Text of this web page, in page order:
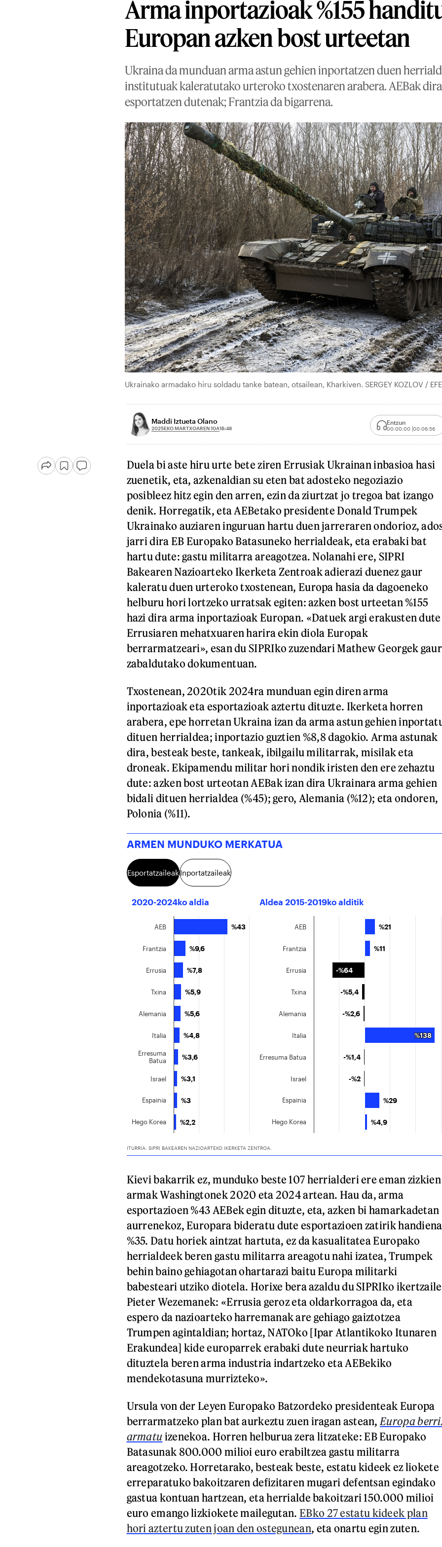
Arma inportazioak %155
Europan azken bost urteetan
Ukraina da munduan arma astun gehien inportatzen duen
institutuak kaleratutako urteroko txostenaren arabera. AEBak
esportatzen dutenak; Frantzia da bigarrena.
Ukrainako armadako hiru soldadu tanke batean, otsailean, Kharkiven. SERGEY KOZLOV / EFE
Maddi Iztueta Olano
2025EKO MARTXOAREN 10A15:48
Entzun
00:00:00 00:06:56
Duela bi aste hiru urte bete ziren Errusiak Ukrainan inbasioa hasi
zuenetik, eta, azkenaldian su eten bat adosteko negoziazio
posibleez hitz egin den arren, ezin da ziurtzat jo tregoa bat izango
denik. Horregatik, eta AEBetako presidente Donald Trumpek
Ukrainako auziaren inguruan hartu duen jarreraren ondorioz,
jarri dira EB Europako Batasuneko herrialdeak, eta erabaki bat
hartu dute: gastu militarra areagotzea. Nolanahi ere, SIPRI
Bakearen Nazioarteko Ikerketa Zentroak adierazi duenez gaur
kaleratu duen urteroko txostenean, Europa hasia da dagoeneko
helburu hori lortzeko urratsak egiten: azken bost urteetan %155
hazi dira arma inportazioak Europan. «Datuek argi erakusten dute
Errusiaren mehatxuaren harira ekin diola Europak
berrarmatzeari», esan du SIPRIko zuzendari Mathew Georgek gaur
zabaldutako dokumentuan.
Txostenean, 2020tik 2024ra munduan egin diren arma
inportazioak eta esportazioak aztertu dituzte. Ikerketa horren
arabera, epe horretan Ukraina izan da arma astun gehien
dituen herrialdea; inportazio guztien %8,8 dagokio. Arma astunak
dira, besteak beste, tankeak, ibilgailu militarrak, misilak eta
droneak. Ekipamendu militar hori nondik iristen den ere zehaztu
dute: azken bost urteotan AEBak izan dira Ukrainara arma gehien
bidali dituen herrialdea (%45); gero, Alemania (%12); eta ondoren,
Polonia (%11).
Kievi bakarrik ez, munduko beste 107 herrialderi ere eman zizkien
armak Washingtonek 2020 eta 2024 artean. Hau da, arma
esportazioen %43 AEBek egin dituzte, eta, azken bi hamarkadetan
aurrenekoz, Europara bideratu dute esportazioen zatirik
%35. Datu horiek aintzat hartuta, ez da kasualitatea Europako
herrialdeek beren gastu militarra areagotu nahi izatea, Trumpek
behin baino gehiagotan ohartarazi baitu Europa militarki
babesteari utziko diotela. Horixe bera azaldu du SIPRIko ikertzaile
Pieter Wezemanek: «Errusia geroz eta oldarkorragoa da, eta
espero da nazioarteko harremanak are gehiago gaiztotzea
Trumpen agintaldian; hortaz, NATOko [Ipar Atlantikoko Itunaren
Erakundea] kide europarrek erabaki dute neurriak hartuko
dituztela beren arma industria indartzeko eta AEBekiko
mendekotasuna murrizteko».
Ursula von der Leyen Europako Batzordeko presidenteak Europa
berrarmatzeko plan bat aurkeztu zuen iragan astean, Europa
armatu izenekoa. Horren helburua zera litzateke: EB Europako
Batasunak 800.000 milioi euro erabiltzea gastu militarra
areagotzeko. Horretarako, besteak beste, estatu kideek ez liokete
erreparatuko bakoitzaren defizitaren mugari defentsan egindako
gastua kontuan hartzean, eta herrialde bakoitzari 150.000 milioi
euro emango lizkiokete mailegutan. EBko 27 estatu kideek plan
hori aztertu zuten joan den ostegunean, eta onartu egin zuten.